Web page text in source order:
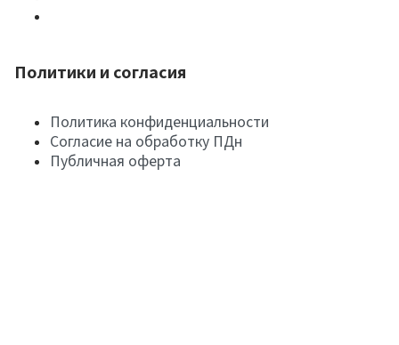
Политики и согласия
Политика конфиденциальности
Согласие на обработку ПДн
Публичная оферта